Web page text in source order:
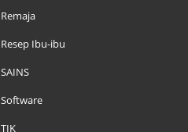
Remaja
Resep Ibu-ibu
SAINS
Software
TIK